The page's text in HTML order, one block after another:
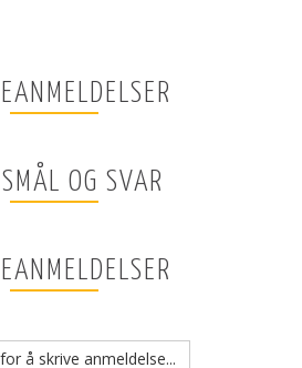
OG SVAR
å skrive anmeldelse...